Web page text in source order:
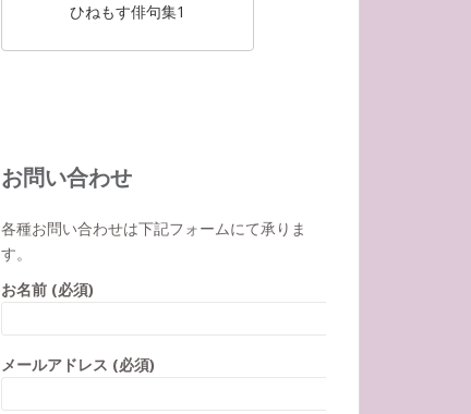
ひねもす俳句集1
お問い合わせ
各種お問い合わせは下記フォームにて承りま
す。
お名前 (必須)
メールアドレス (必須)